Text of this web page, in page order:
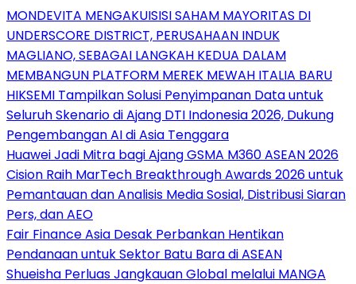
MONDEVITA MENGAKUISISI SAHAM MAYORITAS DI
UNDERSCORE DISTRICT, PERUSAHAAN INDUK
MAGLIANO, SEBAGAI LANGKAH KEDUA DALAM
MEMBANGUN PLATFORM MEREK MEWAH ITALIA BARU
HIKSEMI Tampilkan Solusi Penyimpanan Data untuk
Seluruh Skenario di Ajang DTI Indonesia 2026, Dukung
Pengembangan AI di Asia Tenggara
Huawei Jadi Mitra bagi Ajang GSMA M360 ASEAN 2026
Cision Raih MarTech Breakthrough Awards 2026 untuk
Pemantauan dan Analisis Media Sosial, Distribusi Siaran
Pers, dan AEO
Fair Finance Asia Desak Perbankan Hentikan
Pendanaan untuk Sektor Batu Bara di ASEAN
Shueisha Perluas Jangkauan Global melalui MANGA